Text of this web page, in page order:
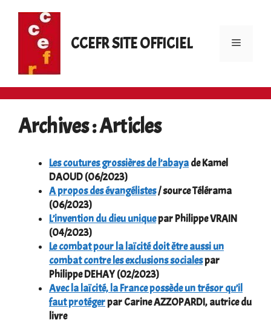
contenu
CCEFR SITE OFFICIEL Menu
Archives : Articles
Les coutures grossières de l’abayade Kamel
DAOUD (06/2023)
A propos des évangélistes/ source Télérama
(06/2023)
L’invention du dieu uniquepar Philippe VRAIN
(04/2023)
Le combat pour la laïcité doit être aussi un
combat contre les exclusions socialespar
Philippe DEHAY (02/2023)
Avec la laïcité, la France possède un trésor qu’il
faut protégerpar Carine AZZOPARDI, autrice du
livre